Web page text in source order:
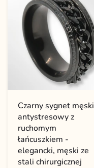
Czarny sygnet męski
antystresowy z
ruchomym
łańcuszkiem -
elegancki, męski ze
stali chirurgicznej